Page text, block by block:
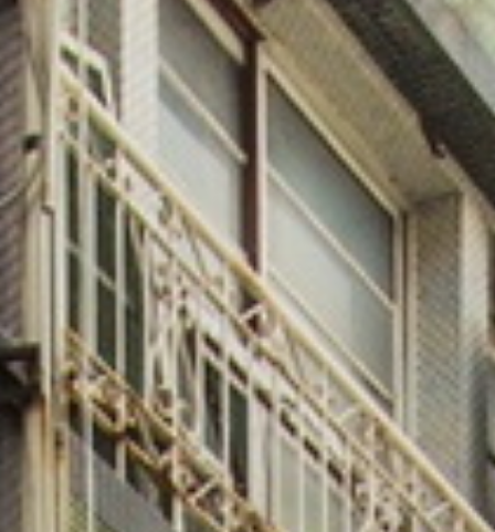
一樓是溫馨的咖啡廳
二樓作為展覽空間
三樓有插畫小賣所
四樓是遇見小王子書房
層層空間堆疊出時光的溫度
讓每位來訪者都能感受到故事的流動😊
雖然店內僅有老闆一人經營
但無論是咖啡、甜點，還是簡餐
都是用心製作，值得一試👍
📌鄰近桃園大廟 #景福宮、 #桃園77藝文町
距離火車站步行也僅有10分鐘的路程
假日不妨漫步老城區，來這裡感受一杯咖啡的美好時光💛
@xinmin_old_street
📍桃園市桃園區新民街43巷10之1號
🈺週二週三公休
▸謝謝 @ikuyo_foodiary 提供美照，讓世界看見桃園的美✨
▰只要hashtag
#桃園旅遊 #樂遊桃園 #taoyuantravel 就有機會